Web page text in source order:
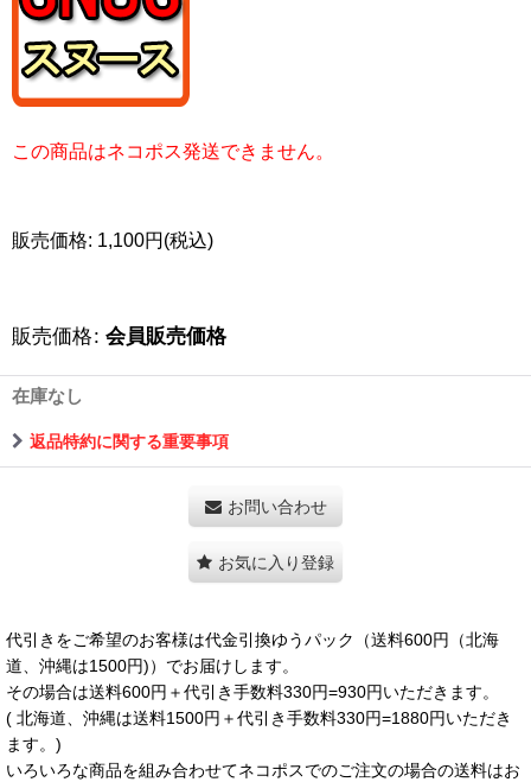
この商品はネコポス発送できません。
販売価格: 1,100円(税込)
販売価格: 会員販売価格
在庫なし
返品特約に関する重要事項
お問い合わせ
お気に入り登録
代引きをご希望のお客様は代金引換ゆうパック（送料600円（北海
道、沖縄は1500円)）でお届けします。
その場合は送料600円＋代引き手数料330円=930円いただきます。
( 北海道、沖縄は送料1500円＋代引き手数料330円=1880円いただき
ます。)
いろいろな商品を組み合わせてネコポスでのご注文の場合の送料はお